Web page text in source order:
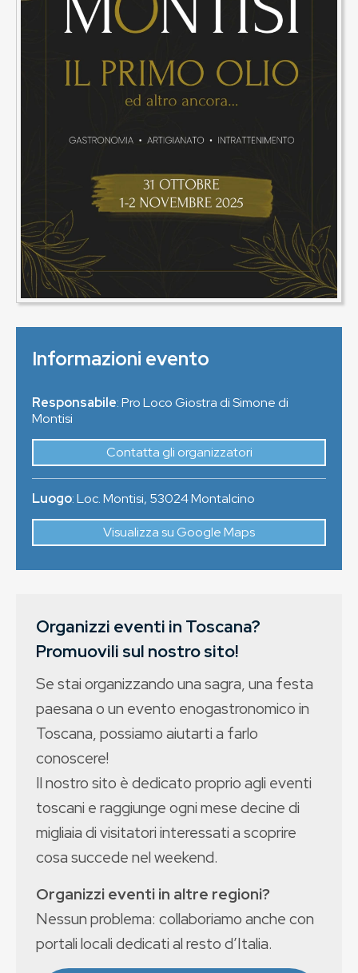
Informazioni evento
Responsabile: Pro Loco Giostra di Simone di
Montisi
Contatta gli organizzatori
Luogo:Loc. Montisi, 53024Montalcino
Visualizza su Google Maps
Organizzi eventi in Toscana?
Promuovili sul nostro sito!
Se stai organizzando una sagra, una festa
paesana o un evento enogastronomico in
Toscana, possiamo aiutarti a farlo
conoscere!
Il nostro sito è dedicato proprio agli eventi
toscani e raggiunge ogni mese decine di
migliaia di visitatori interessati a scoprire
cosa succede nel weekend.
Organizzi eventi in altre regioni?
Nessun problema: collaboriamo anche con
portali locali dedicati al resto d’Italia.